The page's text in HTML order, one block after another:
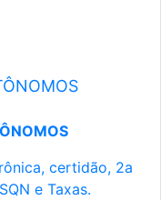
certidão, 2a
e Taxas.